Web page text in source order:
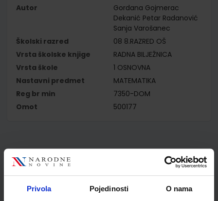
Privola Pojedinosti O nama
Autor
Gordana Gojmerac
Dekanić Petar Radanović
Sanja Varošanec
Školski razred
08 8.RAZRED OŠ
Vrsta školske knjige
RADNA BILJEŽNICA
Vrsta škole
1 OSNOVNA
Nastavni predmet
MATEMATIKA
Reg br min
7350-DOM
Omot
500177
Kupci najčešće biraju..